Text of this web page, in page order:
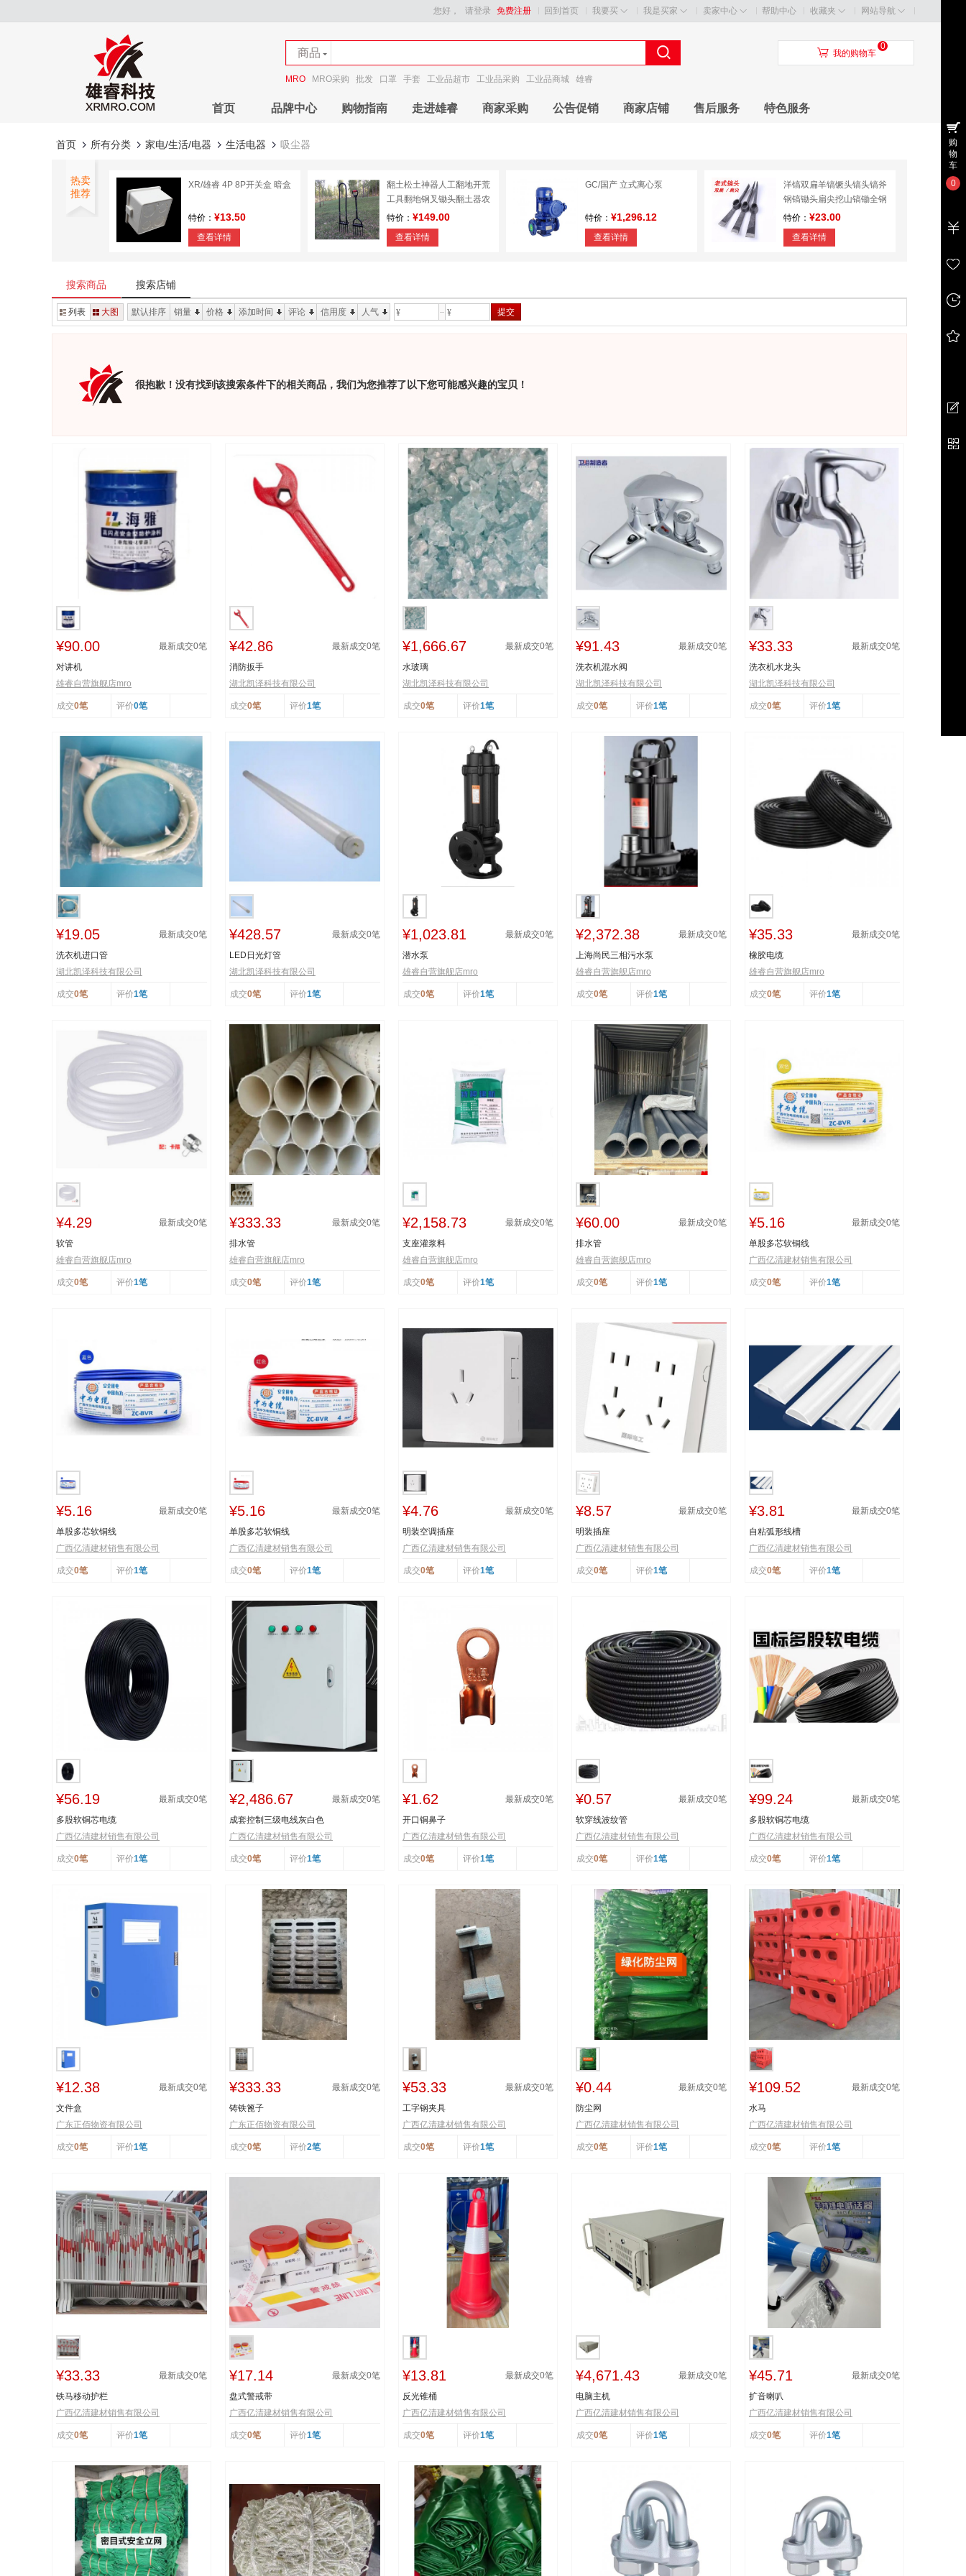
回到首页 我要买 我是买家 卖家中心 帮助中心 收藏夹 网站导航
您好， 请登录 免费注册
商品
店铺
MRO MRO采购 批发 口罩 手套 工业品超市 工业品采购 工业品商城 雄睿
󰃦 我的购物车
0
首页 品牌中心 购物指南 走进雄睿 商家采购 公告促销 商家店铺 售后服务 特色服务
首页 所有分类 家电/生活/电器 生活电器 吸尘器
热卖
推荐
XR/雄睿 4P 8P开关盒 暗盒
特价： ¥13.50
查看详情
翻土松土神器人工翻地开荒
工具翻地钢叉锄头翻土器农
用松土工具
特价： ¥149.00
查看详情
GC/国产 立式离心泵
特价： ¥1,296.12
查看详情
洋镐双扁羊镐镢头镐头镐斧
钢镐锄头扁尖挖山镐锄全钢
纯钢
特价： ¥23.00
查看详情
特价：¥2.07
查看详情
搜索商品 搜索店铺
列表 大图 默认排序 销量 价格 添加时间 评论 信用度 人气 ¥ ¥ 提交
很抱歉！没有找到该搜索条件下的相关商品，我们为您推荐了以下您可能感兴趣的宝贝！
¥90.00 最新成交0笔
对讲机
雄睿自营旗舰店mro
成交0笔 评价0笔
¥42.86 最新成交0笔
消防扳手
湖北凯泽科技有限公司
成交0笔 评价1笔
¥1,666.67 最新成交0笔
水玻璃
湖北凯泽科技有限公司
成交0笔 评价1笔
¥91.43 最新成交0笔
洗衣机混水阀
湖北凯泽科技有限公司
成交0笔 评价1笔
¥33.33 最新成交0笔
洗衣机水龙头
湖北凯泽科技有限公司
成交0笔 评价1笔
¥19.05 最新成交0笔
洗衣机进口管
湖北凯泽科技有限公司
成交0笔 评价1笔
¥428.57 最新成交0笔
LED日光灯管
湖北凯泽科技有限公司
成交0笔 评价1笔
¥1,023.81 最新成交0笔
潜水泵
雄睿自营旗舰店mro
成交0笔 评价1笔
¥2,372.38 最新成交0笔
上海尚民三相污水泵
雄睿自营旗舰店mro
成交0笔 评价1笔
¥35.33 最新成交0笔
橡胶电缆
雄睿自营旗舰店mro
成交0笔 评价1笔
¥4.29 最新成交0笔
软管
雄睿自营旗舰店mro
成交0笔 评价1笔
¥333.33 最新成交0笔
排水管
雄睿自营旗舰店mro
成交0笔 评价1笔
¥2,158.73 最新成交0笔
支座灌浆料
雄睿自营旗舰店mro
成交0笔 评价1笔
¥60.00 最新成交0笔
排水管
雄睿自营旗舰店mro
成交0笔 评价1笔
¥5.16 最新成交0笔
单股多芯软铜线
广西亿清建材销售有限公司
成交0笔 评价1笔
¥5.16 最新成交0笔
单股多芯软铜线
广西亿清建材销售有限公司
成交0笔 评价1笔
¥5.16 最新成交0笔
单股多芯软铜线
广西亿清建材销售有限公司
成交0笔 评价1笔
¥4.76 最新成交0笔
明装空调插座
广西亿清建材销售有限公司
成交0笔 评价1笔
¥8.57 最新成交0笔
明装插座
广西亿清建材销售有限公司
成交0笔 评价1笔
¥3.81 最新成交0笔
自粘弧形线槽
广西亿清建材销售有限公司
成交0笔 评价1笔
¥56.19 最新成交0笔
多股软铜芯电缆
广西亿清建材销售有限公司
成交0笔 评价1笔
¥2,486.67 最新成交0笔
成套控制三级电线灰白色
广西亿清建材销售有限公司
成交0笔 评价1笔
¥1.62 最新成交0笔
开口铜鼻子
广西亿清建材销售有限公司
成交0笔 评价1笔
¥0.57 最新成交0笔
软穿线波纹管
广西亿清建材销售有限公司
成交0笔 评价1笔
¥99.24 最新成交0笔
多股软铜芯电缆
广西亿清建材销售有限公司
成交0笔 评价1笔
¥12.38 最新成交0笔
文件盒
广东正佰物资有限公司
成交0笔 评价1笔
¥333.33 最新成交0笔
铸铁篦子
广东正佰物资有限公司
成交0笔 评价2笔
¥53.33 最新成交0笔
工字钢夹具
广西亿清建材销售有限公司
成交0笔 评价1笔
¥0.44 最新成交0笔
防尘网
广西亿清建材销售有限公司
成交0笔 评价1笔
¥109.52 最新成交0笔
水马
广西亿清建材销售有限公司
成交0笔 评价1笔
¥33.33 最新成交0笔
铁马移动护栏
广西亿清建材销售有限公司
成交0笔 评价1笔
¥17.14 最新成交0笔
盘式警戒带
广西亿清建材销售有限公司
成交0笔 评价1笔
¥13.81 最新成交0笔
反光锥桶
广西亿清建材销售有限公司
成交0笔 评价1笔
¥4,671.43 最新成交0笔
电脑主机
广西亿清建材销售有限公司
成交0笔 评价1笔
¥45.71 最新成交0笔
扩音喇叭
广西亿清建材销售有限公司
成交0笔 评价1笔
购
物
车
0